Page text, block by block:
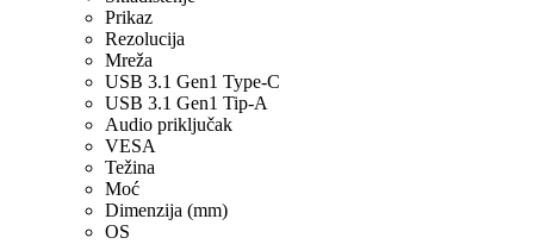
Prikaz
Rezolucija
Mreža
USB 3.1 Gen1 Type-C
USB 3.1 Gen1 Tip-A
Audio priključak
VESA
Težina
Moć
Dimenzija (mm)
OS